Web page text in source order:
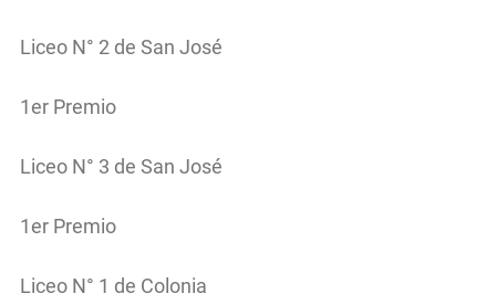
Liceo N° 2 de San José
1er Premio
Liceo N° 3 de San José
1er Premio
Liceo N° 1 de Colonia